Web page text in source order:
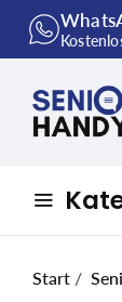
Start /